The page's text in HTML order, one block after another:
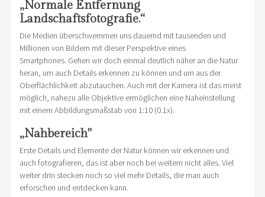
„Normale Entfernung
Landschaftsfotografie.“
Die Medien überschwemmen uns dauernd mit tausenden und
Millionen von Bildern mit dieser Perspektive eines
Smartphones. Gehen wir doch einmal deutlich näher an die Natur
heran, um auch Details erkennen zu können und um aus der
Oberflächlichkeit abzutauchen. Auch mit der Kamera ist das meist
möglich, nahezu alle Objektive ermöglichen eine Naheinstellung
mit einem Abbildungsmaßstab von 1:10 (0.1x).
„Nahbereich"
Erste Details und Elemente der Natur können wir erkennen und
auch fotografieren, das ist aber noch bei weitem nicht alles. Viel
weiter drin stecken noch so viel mehr Details, die man auch
erforschen und entdecken kann.